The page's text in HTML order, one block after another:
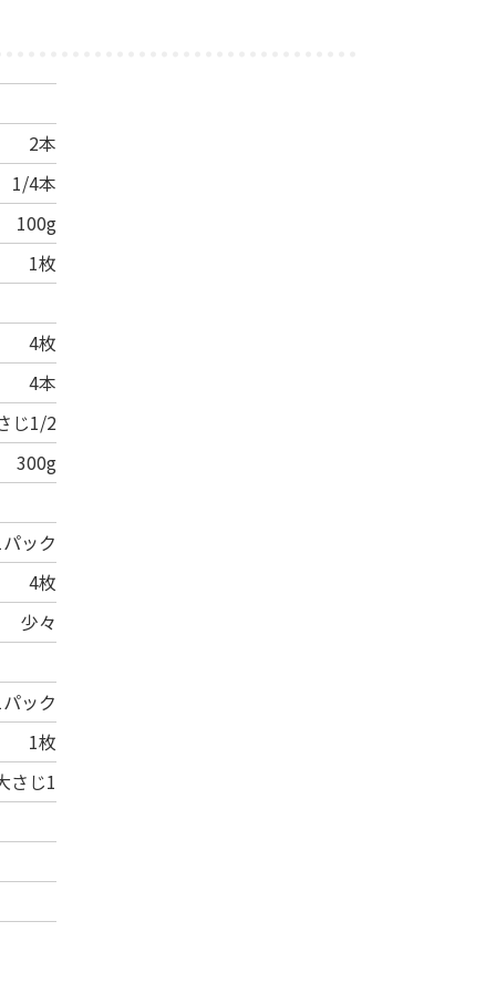
2本
1/4本
100g
1枚
4枚
4本
じ1/2
300g
ック
4枚
少々
ック
1枚
さじ1